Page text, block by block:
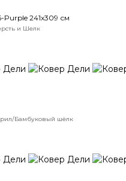
241x309 см
и Шелк
Бамбуковый шёлк